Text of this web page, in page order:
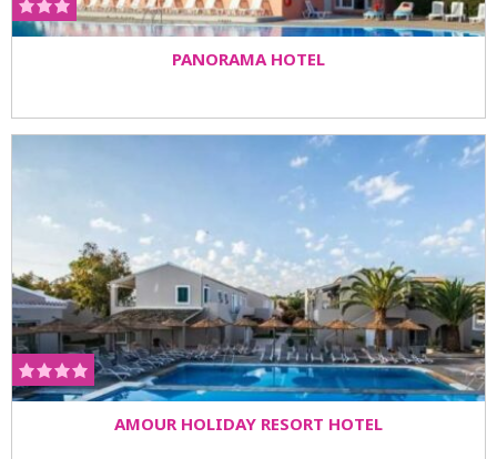
PANORAMA HOTEL
AMOUR HOLIDAY RESORT HOTEL